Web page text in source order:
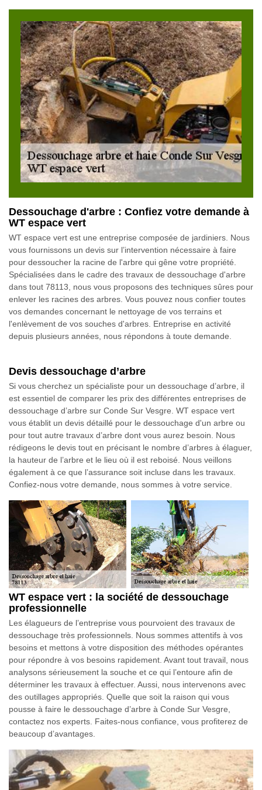
Dessouchage d'arbre : Confiez votre demande à
WT espace vert
WT espace vert est une entreprise composée de jardiniers. Nous
vous fournissons un devis sur l’intervention nécessaire à faire
pour dessoucher la racine de l'arbre qui gêne votre propriété.
Spécialisées dans le cadre des travaux de dessouchage d'arbre
dans tout 78113, nous vous proposons des techniques sûres pour
enlever les racines des arbres. Vous pouvez nous confier toutes
vos demandes concernant le nettoyage de vos terrains et
l'enlèvement de vos souches d'arbres. Entreprise en activité
depuis plusieurs années, nous répondons à toute demande.
Devis dessouchage d’arbre
Si vous cherchez un spécialiste pour un dessouchage d’arbre, il
est essentiel de comparer les prix des différentes entreprises de
dessouchage d’arbre sur Conde Sur Vesgre. WT espace vert
vous établit un devis détaillé pour le dessouchage d'un arbre ou
pour tout autre travaux d’arbre dont vous aurez besoin. Nous
rédigeons le devis tout en précisant le nombre d’arbres à élaguer,
la hauteur de l’arbre et le lieu où il est reboisé. Nous veillons
également à ce que l’assurance soit incluse dans les travaux.
Confiez-nous votre demande, nous sommes à votre service.
WT espace vert : la société de dessouchage
professionnelle
Les élagueurs de l’entreprise vous pourvoient des travaux de
dessouchage très professionnels. Nous sommes attentifs à vos
besoins et mettons à votre disposition des méthodes opérantes
pour répondre à vos besoins rapidement. Avant tout travail, nous
analysons sérieusement la souche et ce qui l’entoure afin de
déterminer les travaux à effectuer. Aussi, nous intervenons avec
des outillages appropriés. Quelle que soit la raison qui vous
pousse à faire le dessouchage d’arbre à Conde Sur Vesgre,
contactez nos experts. Faites-nous confiance, vous profiterez de
beaucoup d’avantages.